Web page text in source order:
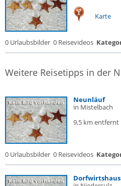
Karte
0 Urlaubsbilder 0 Reisevideos
Weitere Reisetipps in der
Neunläuf
in Mistelbach
9,5 km entfernt
0 Urlaubsbilder 0 Reisevideos